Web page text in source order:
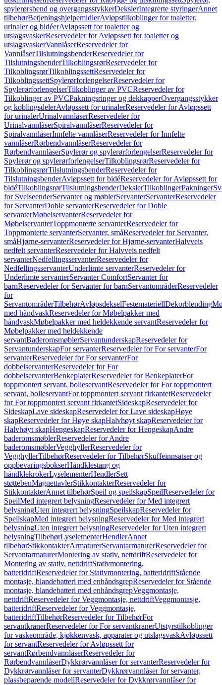
spylerørsbend og overgangsstykkerDekslerIntegrerte styringerAnnet
tilbehørBetjeningshjelpemidlerAvløpstilkoblinger for toaletter,
urinaler og bidéerAvløpssett for toaletter og
utslagsvaskerReservedeler for Avløpssett for toaletter og
utslagsvaskerVannlåserReservedeler for
VannlåserTilslutningsbenderReservedeler for
TilslutningsbenderTilkoblingsrørReservedeler for
TilkoblingsrørTilkoblingssettReservedeler for
TilkoblingssettSpylerørforlengelserReservedeler for
SpylerørforlengelserTilkoblinger av PVCReservedeler for
Tilkoblinger av PVCPakningsringer og dekkapperOvergangsstykker
og koblingsdelerAvløpssett for urinalerReservedeler for Avløpssett
for urinalerUrinalvannlåserReservedeler for
UrinalvannlåserSpiralvannlåserReservedeler for
SpiralvannlåserInnfelte vannlåserReservedeler for Innfelte
vannlåserRørbendvannlåserReservedeler for
RørbendvannlåserSpylerør og spylerørforlengelserReservedeler for
Spylerør og spylerørforlengelserTilkoblingsrørReservedeler for
TilkoblingsrørTilslutningsbenderReservedeler for
TilslutningsbenderAvløpssett for bidéReservedeler for Avløpssett for
bidéTilkoblingsrørTilslutningsbenderDekslerTilkoblingerPakninger
for SveiseenderServanter og møblerServanterServanterReservedeler
for ServanterDoble servanterReservedeler for Doble
servanterMøbelservanterReservedeler for
MøbelservanterToppmonterte servanterReservedeler for
Toppmonterte servanterServanter, småReservedeler for Servanter,
småHjørne-servanterReservedeler for Hjørne-servanterHalvveis
nedfelt servanterReservedeler for Halvveis nedfelt
servanterNedfellingsservanterReservedeler for
NedfellingsservanterUnderlimte servanterReservedeler for
Underlimte servanterServanter ComfortServanter for
barnReservedeler for Servanter for barnServantområderReservedeler
for
ServantområderTilbehørAvløpsdekselFestemateriellDekorblending
med håndvaskReservedeler for Møbelpakker med
håndvaskMøbelpakker med heldekkende servantReservedeler for
Møbelpakker med heldekkende
servantBaderomsmøblerServantunderskapReservedeler for
ServantunderskapFor servanterReservedeler for For servanterFor
servanterReservedeler for For servanterFor
dobbelservanterReservedeler for For
dobbelservanterBenkeplaterReservedeler for BenkeplaterFor
toppmontert servant, bolleservantReservedeler for For toppmontert
servant, bolleservantFor toppmontert servant firkantetReservedeler
for For toppmontert servant firkantetSideskapReservedeler for
SideskapLave sideskapReservedeler for Lave sideskapHøye
skapReservedeler for Høye skapHalvhøyt skapReservedeler for
Halvhøyt skapHengeskapReservedeler for HengeskapAndre
baderomsmøblerReservedeler for Andre
baderomsmøblerVegghyllerReservedeler for
VegghyllerTilbehørReservedeler for TilbehørSkuffeinnsatser og
oppbevaringsbokserHåndklestang og
håndklekrokerLyselementerHendlerSett
støttebenMagnettavlerStikkontakterReservedeler for
StikkontakterAnnet tilbehørSpeil og speilskapSpeilReservedeler for
SpeilMed integrert belysningReservedeler for Med integrert
belysningUten integrert belysningSpeilskapReservedeler for
SpeilskapMed integrert belysningReservedeler for Med integrert
belysningUten integrert belysningReservedeler for Uten integrert
belysningTilbehørLyselementerHendlerAnnet
tilbehørStikkontakterArmaturerServantarmaturerReservedeler for
ServantarmaturerMontering av stativ, nettdriftReservedeler for
Montering av stativ, nettdriftStativmontering,
batteridriftReservedeler for Stativmontering, batteridriftStående
montasje, blandebatteri med enhåndsgrepReservedeler for Stående
montasje, blandebatteri med enhåndsgrepVeggmontasje,
nettdriftReservedeler for Veggmontasje, nettdriftVeggmontasje,
batteridriftReservedeler for Veggmontasje,
batteridriftTilbehørReservedeler for TilbehørFor
servantkranerReservedeler for For servantkranerUtstyrstilkoblinger
for vaskeområde, kjøkkenvask, apparater og utslagsvaskAvløpssett
for servantReservedeler for Avløpssett for
servantRørbendvannlåserReservedeler for
RørbendvannlåserDykkrørvannlåser for servanterReservedeler for
Dykkrørvannlåser for servanterDykkrørvannlåser for servanter,
plassbeparende modellReservedeler for Dykkrørvannlåser for